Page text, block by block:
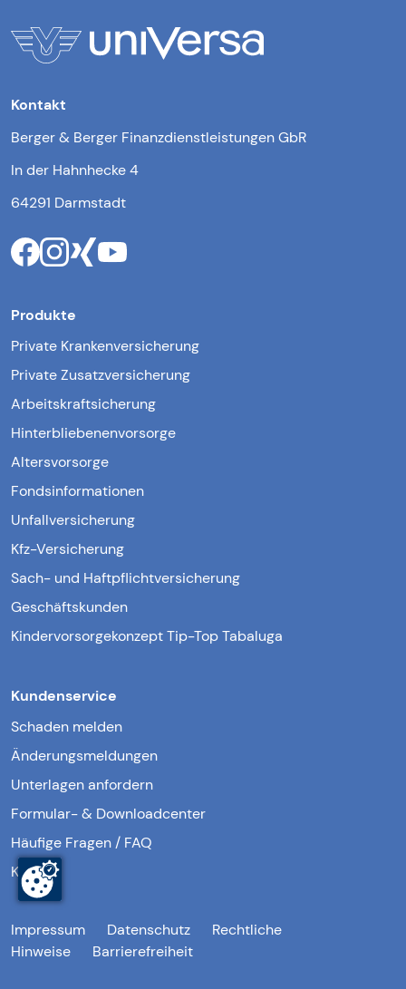
Kontakt
Berger & Berger Finanzdienstleistungen GbR
In der Hahnhecke 4
64291 Darmstadt
Produkte
Private Krankenversicherung
Private Zusatzversicherung
Arbeitskraftsicherung
Hinterbliebenenvorsorge
Altersvorsorge
Fondsinformationen
Unfallversicherung
Kfz-Versicherung
Sach- und Haftpflichtversicherung
Geschäftskunden
Kindervorsorgekonzept Tip-Top Tabaluga
Kundenservice
Schaden melden
Änderungsmeldungen
Unterlagen anfordern
Formular- & Downloadcenter
Häufige Fragen / FAQ
Kontakt
Impressum Datenschutz
Rechtliche
Hinweise
Barrierefreiheit